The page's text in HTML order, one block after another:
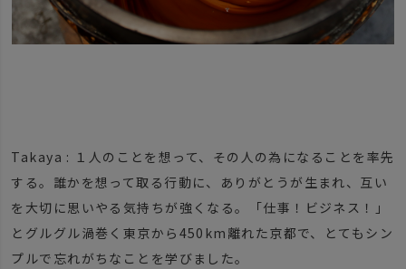
Takaya : １人のことを想って、その人の為になることを率先
する。誰かを想って取る行動に、ありがとうが生まれ、互い
を大切に思いやる気持ちが強くなる。「仕事！ビジネス！」
とグルグル渦巻く東京から450km離れた京都で、とてもシン
プルで忘れがちなことを学びました。